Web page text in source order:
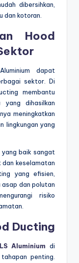
dibersihkan,
dan kotoran.
Hood
dapat
sektor. Di
membantu
yang dihasilkan
meningkatkan
lingkungan yang
baik sangat
keselamatan
yang efisien,
dan polutan
risiko
Ducting
Aluminium di
penting.